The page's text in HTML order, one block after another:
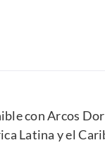
con Arcos
Latina y el